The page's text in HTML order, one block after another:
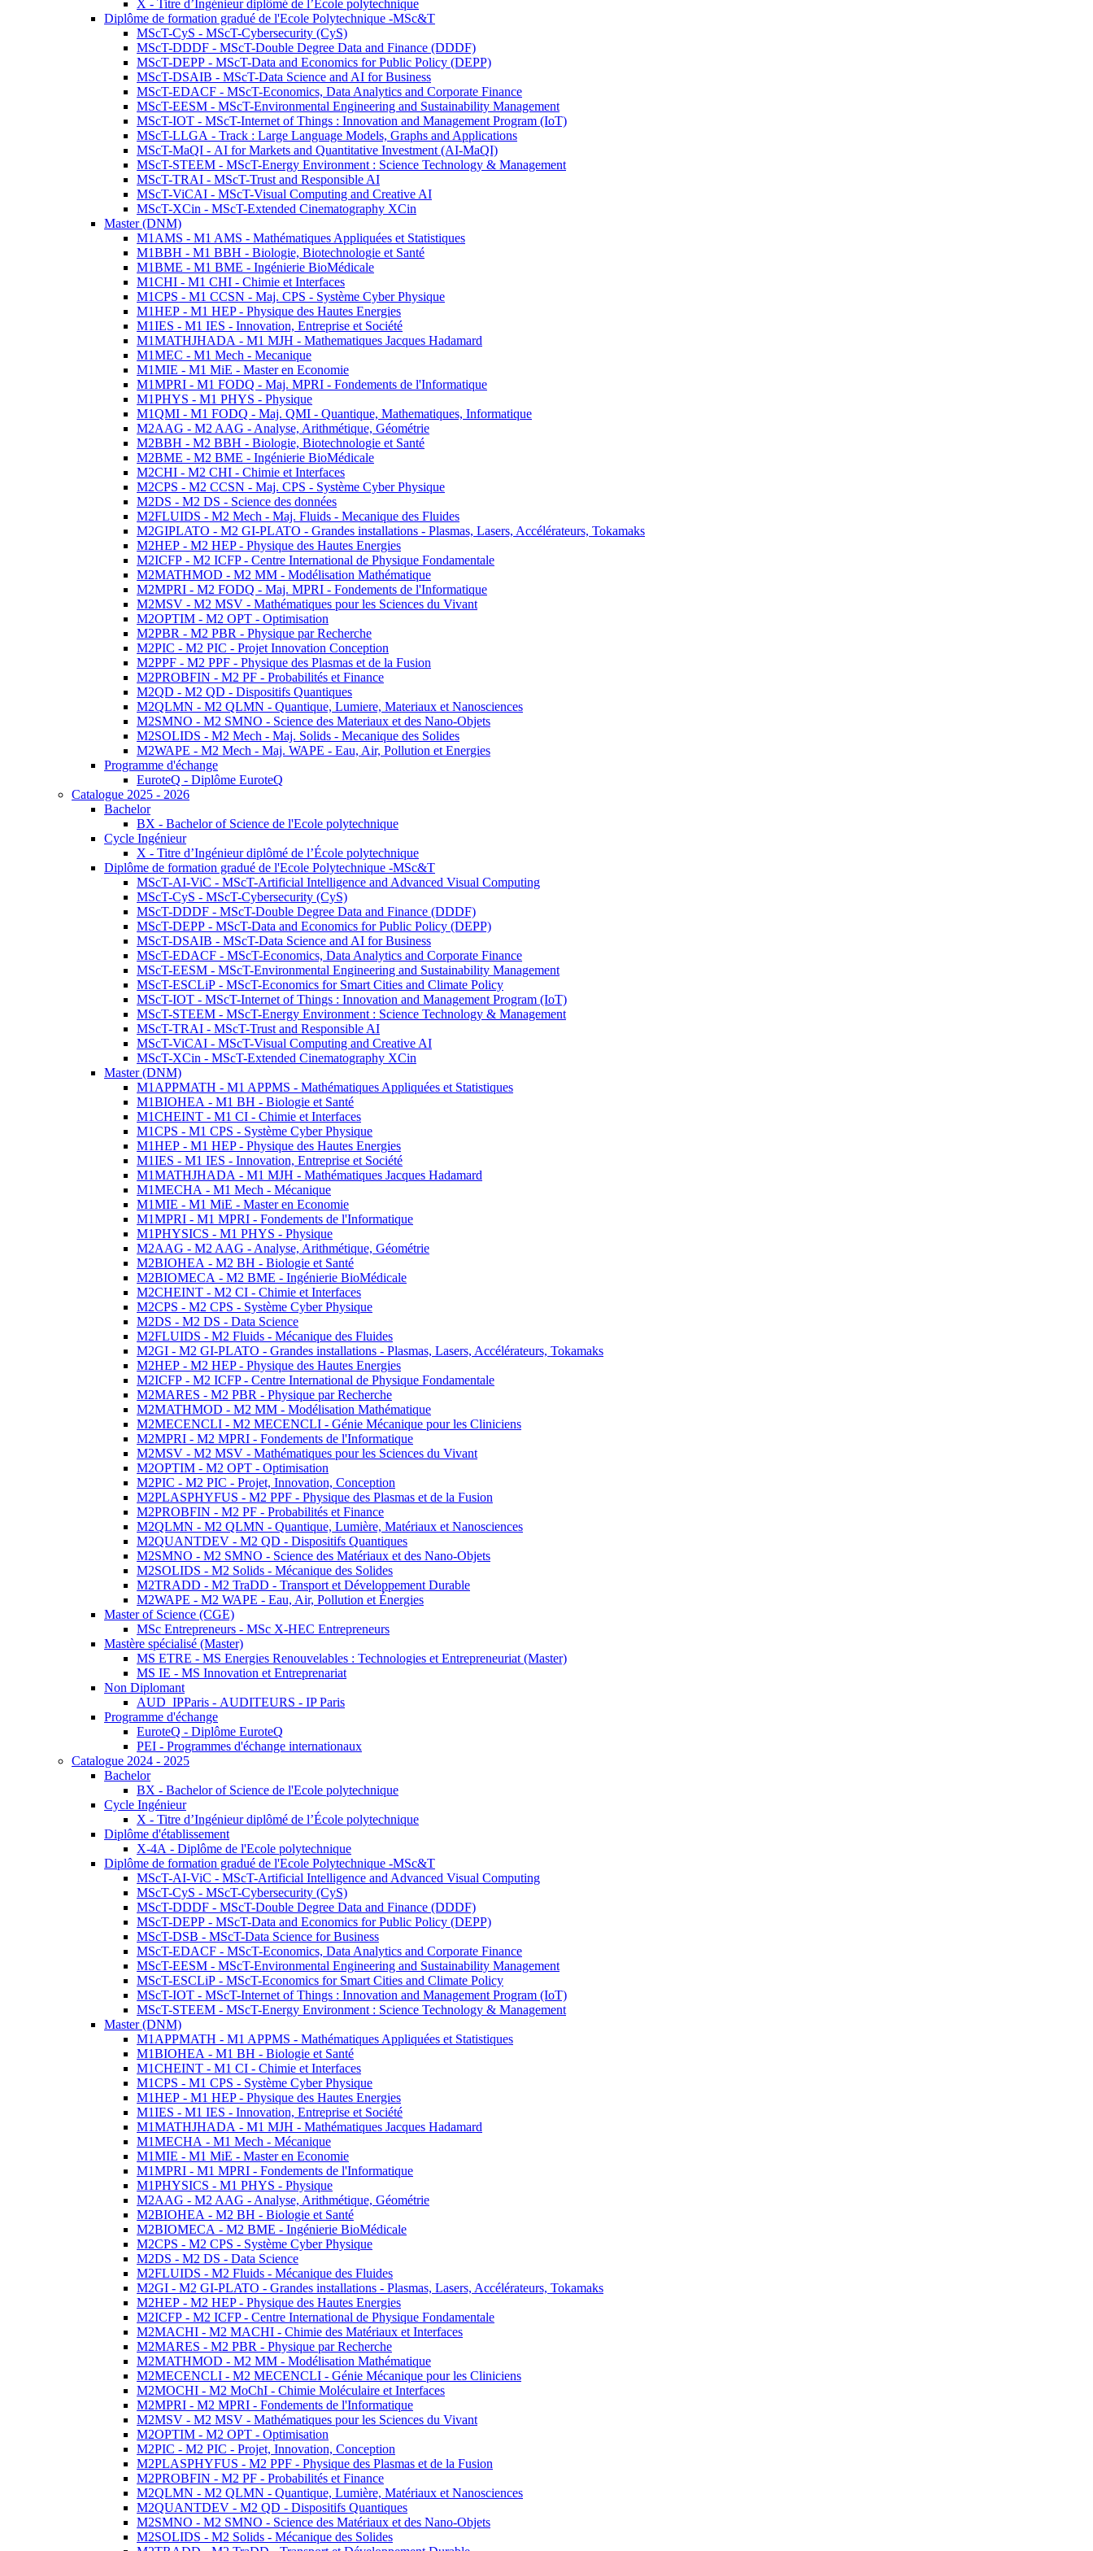
X - Titre d’Ingénieur diplômé de l’École polytechnique
Diplôme de formation gradué de l'Ecole Polytechnique -MSc&T
MScT-CyS - MScT-Cybersecurity (CyS)
MScT-DDDF - MScT-Double Degree Data and Finance (DDDF)
MScT-DEPP - MScT-Data and Economics for Public Policy (DEPP)
MScT-DSAIB - MScT-Data Science and AI for Business
MScT-EDACF - MScT-Economics, Data Analytics and Corporate Finance
MScT-EESM - MScT-Environmental Engineering and Sustainability Management
MScT-IOT - MScT-Internet of Things : Innovation and Management Program (IoT)
MScT-LLGA - Track : Large Language Models, Graphs and Applications
MScT-MaQI - AI for Markets and Quantitative Investment (AI-MaQI)
MScT-STEEM - MScT-Energy Environment : Science Technology & Management
MScT-TRAI - MScT-Trust and Responsible AI
MScT-ViCAI - MScT-Visual Computing and Creative AI
MScT-XCin - MScT-Extended Cinematography XCin
Master (DNM)
M1AMS - M1 AMS - Mathématiques Appliquées et Statistiques
M1BBH - M1 BBH - Biologie, Biotechnologie et Santé
M1BME - M1 BME - Ingénierie BioMédicale
M1CHI - M1 CHI - Chimie et Interfaces
M1CPS - M1 CCSN - Maj. CPS - Système Cyber Physique
M1HEP - M1 HEP - Physique des Hautes Energies
M1IES - M1 IES - Innovation, Entreprise et Société
M1MATHJHADA - M1 MJH - Mathematiques Jacques Hadamard
M1MEC - M1 Mech - Mecanique
M1MIE - M1 MiE - Master en Economie
M1MPRI - M1 FODQ - Maj. MPRI - Fondements de l'Informatique
M1PHYS - M1 PHYS - Physique
M1QMI - M1 FODQ - Maj. QMI - Quantique, Mathematiques, Informatique
M2AAG - M2 AAG - Analyse, Arithmétique, Géométrie
M2BBH - M2 BBH - Biologie, Biotechnologie et Santé
M2BME - M2 BME - Ingénierie BioMédicale
M2CHI - M2 CHI - Chimie et Interfaces
M2CPS - M2 CCSN - Maj. CPS - Système Cyber Physique
M2DS - M2 DS - Science des données
M2FLUIDS - M2 Mech - Maj. Fluids - Mecanique des Fluides
M2GIPLATO - M2 GI-PLATO - Grandes installations - Plasmas, Lasers, Accélérateurs, Tokamaks
M2HEP - M2 HEP - Physique des Hautes Energies
M2ICFP - M2 ICFP - Centre International de Physique Fondamentale
M2MATHMOD - M2 MM - Modélisation Mathématique
M2MPRI - M2 FODQ - Maj. MPRI - Fondements de l'Informatique
M2MSV - M2 MSV - Mathématiques pour les Sciences du Vivant
M2OPTIM - M2 OPT - Optimisation
M2PBR - M2 PBR - Physique par Recherche
M2PIC - M2 PIC - Projet Innovation Conception
M2PPF - M2 PPF - Physique des Plasmas et de la Fusion
M2PROBFIN - M2 PF - Probabilités et Finance
M2QD - M2 QD - Dispositifs Quantiques
M2QLMN - M2 QLMN - Quantique, Lumiere, Materiaux et Nanosciences
M2SMNO - M2 SMNO - Science des Materiaux et des Nano-Objets
M2SOLIDS - M2 Mech - Maj. Solids - Mecanique des Solides
M2WAPE - M2 Mech - Maj. WAPE - Eau, Air, Pollution et Energies
Programme d'échange
EuroteQ - Diplôme EuroteQ
Catalogue 2025 - 2026
Bachelor
BX - Bachelor of Science de l'Ecole polytechnique
Cycle Ingénieur
X - Titre d’Ingénieur diplômé de l’École polytechnique
Diplôme de formation gradué de l'Ecole Polytechnique -MSc&T
MScT-AI-ViC - MScT-Artificial Intelligence and Advanced Visual Computing
MScT-CyS - MScT-Cybersecurity (CyS)
MScT-DDDF - MScT-Double Degree Data and Finance (DDDF)
MScT-DEPP - MScT-Data and Economics for Public Policy (DEPP)
MScT-DSAIB - MScT-Data Science and AI for Business
MScT-EDACF - MScT-Economics, Data Analytics and Corporate Finance
MScT-EESM - MScT-Environmental Engineering and Sustainability Management
MScT-ESCLiP - MScT-Economics for Smart Cities and Climate Policy
MScT-IOT - MScT-Internet of Things : Innovation and Management Program (IoT)
MScT-STEEM - MScT-Energy Environment : Science Technology & Management
MScT-TRAI - MScT-Trust and Responsible AI
MScT-ViCAI - MScT-Visual Computing and Creative AI
MScT-XCin - MScT-Extended Cinematography XCin
Master (DNM)
M1APPMATH - M1 APPMS - Mathématiques Appliquées et Statistiques
M1BIOHEA - M1 BH - Biologie et Santé
M1CHEINT - M1 CI - Chimie et Interfaces
M1CPS - M1 CPS - Système Cyber Physique
M1HEP - M1 HEP - Physique des Hautes Energies
M1IES - M1 IES - Innovation, Entreprise et Société
M1MATHJHADA - M1 MJH - Mathématiques Jacques Hadamard
M1MECHA - M1 Mech - Mécanique
M1MIE - M1 MiE - Master en Economie
M1MPRI - M1 MPRI - Fondements de l'Informatique
M1PHYSICS - M1 PHYS - Physique
M2AAG - M2 AAG - Analyse, Arithmétique, Géométrie
M2BIOHEA - M2 BH - Biologie et Santé
M2BIOMECA - M2 BME - Ingénierie BioMédicale
M2CHEINT - M2 CI - Chimie et Interfaces
M2CPS - M2 CPS - Système Cyber Physique
M2DS - M2 DS - Data Science
M2FLUIDS - M2 Fluids - Mécanique des Fluides
M2GI - M2 GI-PLATO - Grandes installations - Plasmas, Lasers, Accélérateurs, Tokamaks
M2HEP - M2 HEP - Physique des Hautes Energies
M2ICFP - M2 ICFP - Centre International de Physique Fondamentale
M2MARES - M2 PBR - Physique par Recherche
M2MATHMOD - M2 MM - Modélisation Mathématique
M2MECENCLI - M2 MECENCLI - Génie Mécanique pour les Cliniciens
M2MPRI - M2 MPRI - Fondements de l'Informatique
M2MSV - M2 MSV - Mathématiques pour les Sciences du Vivant
M2OPTIM - M2 OPT - Optimisation
M2PIC - M2 PIC - Projet, Innovation, Conception
M2PLASPHYFUS - M2 PPF - Physique des Plasmas et de la Fusion
M2PROBFIN - M2 PF - Probabilités et Finance
M2QLMN - M2 QLMN - Quantique, Lumière, Matériaux et Nanosciences
M2QUANTDEV - M2 QD - Dispositifs Quantiques
M2SMNO - M2 SMNO - Science des Matériaux et des Nano-Objets
M2SOLIDS - M2 Solids - Mécanique des Solides
M2TRADD - M2 TraDD - Transport et Développement Durable
M2WAPE - M2 WAPE - Eau, Air, Pollution et Énergies
Master of Science (CGE)
MSc Entrepreneurs - MSc X-HEC Entrepreneurs
Mastère spécialisé (Master)
MS ETRE - MS Energies Renouvelables : Technologies et Entrepreneuriat (Master)
MS IE - MS Innovation et Entreprenariat
Non Diplomant
AUD_IPParis - AUDITEURS - IP Paris
Programme d'échange
EuroteQ - Diplôme EuroteQ
PEI - Programmes d'échange internationaux
Catalogue 2024 - 2025
Bachelor
BX - Bachelor of Science de l'Ecole polytechnique
Cycle Ingénieur
X - Titre d’Ingénieur diplômé de l’École polytechnique
Diplôme d'établissement
X-4A - Diplôme de l'Ecole polytechnique
Diplôme de formation gradué de l'Ecole Polytechnique -MSc&T
MScT-AI-ViC - MScT-Artificial Intelligence and Advanced Visual Computing
MScT-CyS - MScT-Cybersecurity (CyS)
MScT-DDDF - MScT-Double Degree Data and Finance (DDDF)
MScT-DEPP - MScT-Data and Economics for Public Policy (DEPP)
MScT-DSB - MScT-Data Science for Business
MScT-EDACF - MScT-Economics, Data Analytics and Corporate Finance
MScT-EESM - MScT-Environmental Engineering and Sustainability Management
MScT-ESCLiP - MScT-Economics for Smart Cities and Climate Policy
MScT-IOT - MScT-Internet of Things : Innovation and Management Program (IoT)
MScT-STEEM - MScT-Energy Environment : Science Technology & Management
Master (DNM)
M1APPMATH - M1 APPMS - Mathématiques Appliquées et Statistiques
M1BIOHEA - M1 BH - Biologie et Santé
M1CHEINT - M1 CI - Chimie et Interfaces
M1CPS - M1 CPS - Système Cyber Physique
M1HEP - M1 HEP - Physique des Hautes Energies
M1IES - M1 IES - Innovation, Entreprise et Société
M1MATHJHADA - M1 MJH - Mathématiques Jacques Hadamard
M1MECHA - M1 Mech - Mécanique
M1MIE - M1 MiE - Master en Economie
M1MPRI - M1 MPRI - Fondements de l'Informatique
M1PHYSICS - M1 PHYS - Physique
M2AAG - M2 AAG - Analyse, Arithmétique, Géométrie
M2BIOHEA - M2 BH - Biologie et Santé
M2BIOMECA - M2 BME - Ingénierie BioMédicale
M2CPS - M2 CPS - Système Cyber Physique
M2DS - M2 DS - Data Science
M2FLUIDS - M2 Fluids - Mécanique des Fluides
M2GI - M2 GI-PLATO - Grandes installations - Plasmas, Lasers, Accélérateurs, Tokamaks
M2HEP - M2 HEP - Physique des Hautes Energies
M2ICFP - M2 ICFP - Centre International de Physique Fondamentale
M2MACHI - M2 MACHI - Chimie des Matériaux et Interfaces
M2MARES - M2 PBR - Physique par Recherche
M2MATHMOD - M2 MM - Modélisation Mathématique
M2MECENCLI - M2 MECENCLI - Génie Mécanique pour les Cliniciens
M2MOCHI - M2 MoChI - Chimie Moléculaire et Interfaces
M2MPRI - M2 MPRI - Fondements de l'Informatique
M2MSV - M2 MSV - Mathématiques pour les Sciences du Vivant
M2OPTIM - M2 OPT - Optimisation
M2PIC - M2 PIC - Projet, Innovation, Conception
M2PLASPHYFUS - M2 PPF - Physique des Plasmas et de la Fusion
M2PROBFIN - M2 PF - Probabilités et Finance
M2QLMN - M2 QLMN - Quantique, Lumière, Matériaux et Nanosciences
M2QUANTDEV - M2 QD - Dispositifs Quantiques
M2SMNO - M2 SMNO - Science des Matériaux et des Nano-Objets
M2SOLIDS - M2 Solids - Mécanique des Solides